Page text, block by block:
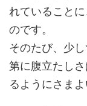
れていること
のです。
そのたび、少
第に腹立たし
るようにさまよ